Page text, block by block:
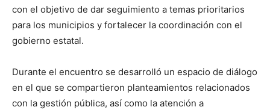
con el objetivo de dar seguimiento a temas prioritarios
para los municipios y fortalecer la coordinación con el
gobierno estatal.
Durante el encuentro se desarrolló un espacio de diálogo
en el que se compartieron planteamientos relacionados
con la gestión pública, así como la atención a